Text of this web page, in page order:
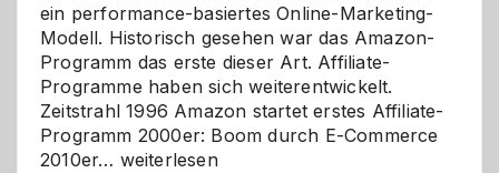
ein performance-basiertes Online-Marketing-
Modell. Historisch gesehen war das Amazon-
Programm das erste dieser Art. Affiliate-
Programme haben sich weiterentwickelt.
Zeitstrahl 1996 Amazon startet erstes Affiliate-
Programm 2000er: Boom durch E-Commerce
2010er… Affiliate-
weiterlesen